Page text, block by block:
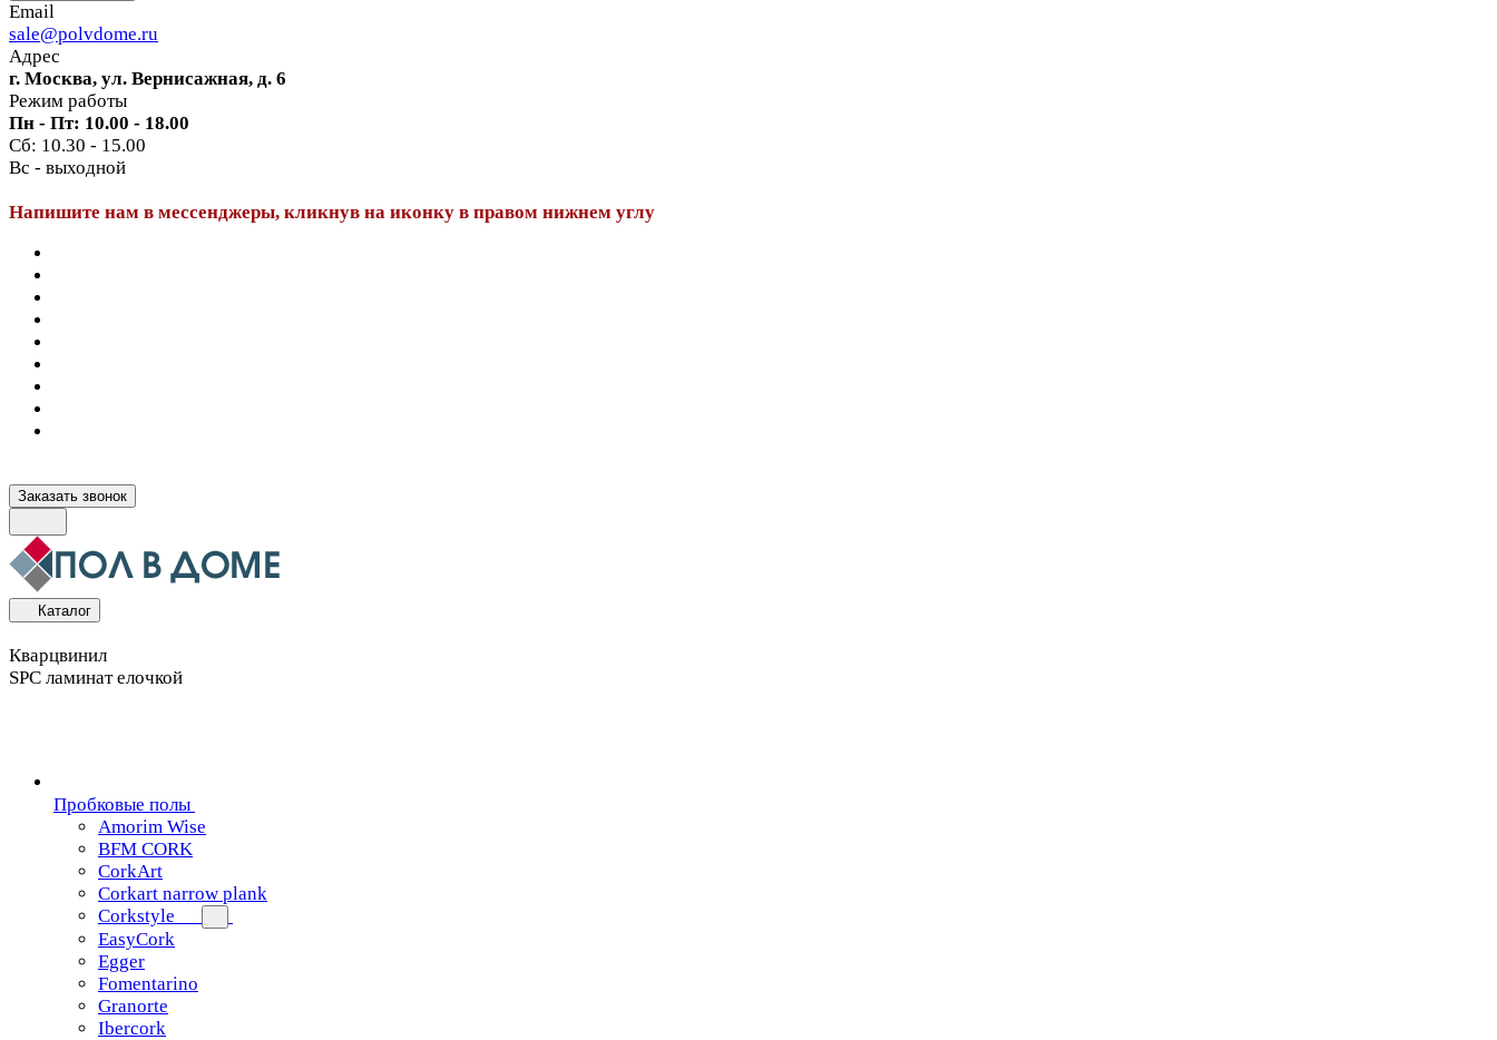
Email
sale@polvdome.ru
Адрес
г. Москва, ул. Вернисажная, д. 6
Режим работы
Пн - Пт: 10.00 - 18.00
Сб: 10.30 - 15.00
Вс - выходной
Напишите нам в мессенджеры, кликнув на иконку в правом нижнем углу
Заказать звонок
Каталог
Кварцвинил
SPC ламинат елочкой
Пробковые полы
Amorim Wise
BFM CORK
CorkArt
Corkart narrow plank
Corkstyle
EasyCork
Egger
Fomentarino
Granorte
Ibercork